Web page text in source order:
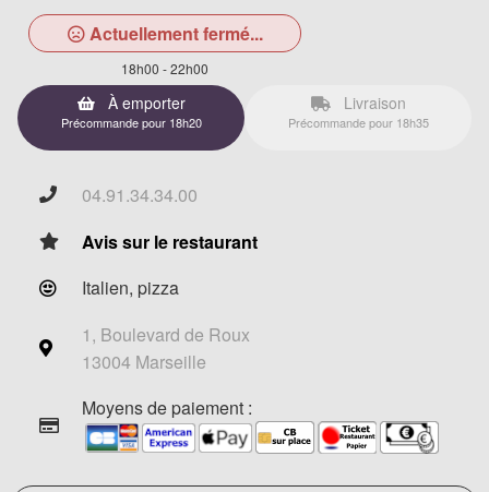
Actuellement fermé...
18h00 - 22h00
À emporter
Précommande pour 18h20
Livraison
Précommande pour 18h35
04.91.34.34.00
Avis sur le restaurant
Italien, pizza
1, Boulevard de Roux
13004 Marseille
Moyens de paiement :